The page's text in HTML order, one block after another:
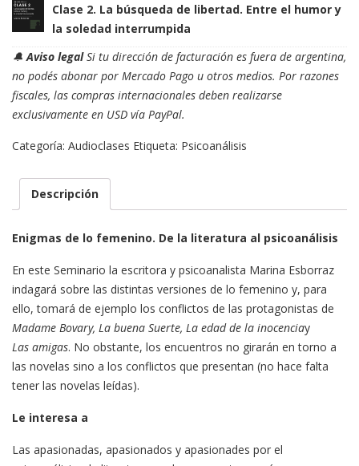
Clase 2. La búsqueda de libertad. Entre el humor y
la soledad interrumpida
🔔Aviso legal Si tu dirección de facturación es fuera de argentina,
no podés abonar por Mercado Pago u otros medios. Por razones
fiscales, las compras internacionales deben realizarse
exclusivamente en USD vía PayPal.
Categoría: Audioclases Etiqueta: Psicoanálisis
Descripción
Enigmas de lo femenino. De la literatura al psicoanálisis
En este Seminario la escritora y psicoanalista Marina Esborraz
indagará sobre las distintas versiones de lo femenino y, para
ello, tomará de ejemplo los conflictos de las protagonistas de
Madame Bovary, La buena Suerte, La edad de la inocenciay
Las amigas. No obstante, los encuentros no girarán en torno a
las novelas sino a los conflictos que presentan (no hace falta
tener las novelas leídas).
Le interesa a
Las apasionadas, apasionados y apasionades por el